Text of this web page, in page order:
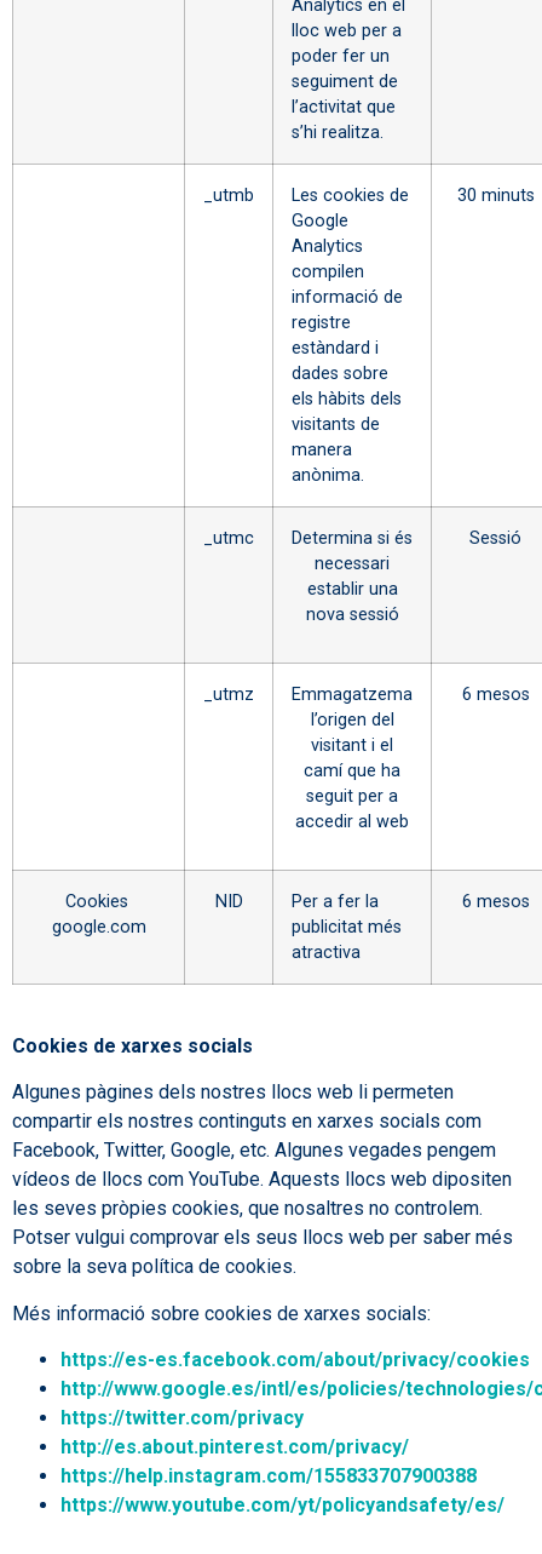
Analytics en el
lloc web per a
poder fer un
seguiment de
l’activitat que
s’hi realitza.
_utmb
Les cookies de
Google
Analytics
compilen
informació de
registre
estàndard i
dades sobre
els hàbits dels
visitants de
manera
anònima.
30 minuts
_utmc
Determina si és
necessari
establir una
nova sessió
Sessió
_utmz
Emmagatzema
l’origen del
visitant i el
camí que ha
seguit per a
accedir al web
6 mesos
Cookies
google.com
NID
Per a fer la
publicitat més
atractiva
6 mesos
Cookies de xarxes socials
Algunes pàgines dels nostres llocs web li permeten
compartir els nostres continguts en xarxes socials com
Facebook, Twitter, Google, etc. Algunes vegades pengem
vídeos de llocs com YouTube. Aquests llocs web dipositen
les seves pròpies cookies, que nosaltres no controlem.
Potser vulgui comprovar els seus llocs web per saber més
sobre la seva política de cookies.
Més informació sobre cookies de xarxes socials:
https://es-es.facebook.com/about/privacy/cookies
http://www.google.es/intl/es/policies/technologies/
https://twitter.com/privacy
http://es.about.pinterest.com/privacy/
https://help.instagram.com/155833707900388
https://www.youtube.com/yt/policyandsafety/es/